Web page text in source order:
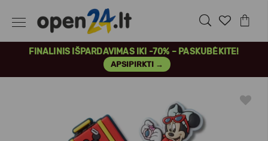
FINALINIS IŠPARDAVIMAS IKI -70% – PASKUBĖKITE!
APSIPIRKTI →